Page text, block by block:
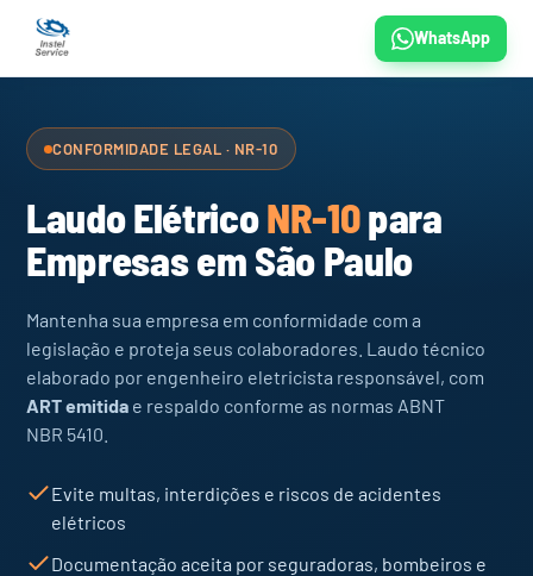
WhatsApp
CONFORMIDADE LEGAL · NR-10
Laudo ElétricoNR-10para
Empresas em São Paulo
Mantenha sua empresa em conformidade com a
legislação e proteja seus colaboradores. Laudo técnico
elaborado por engenheiro eletricista responsável, com
ART emitida e respaldo conforme as normas ABNT
NBR 5410.
Evite multas, interdições e riscos de acidentes
elétricos
Documentação aceita por seguradoras, bombeiros e